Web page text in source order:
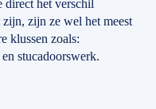
direct het verschil
zijn ze wel het meest
klussen zoals:
stucadoorswerk.